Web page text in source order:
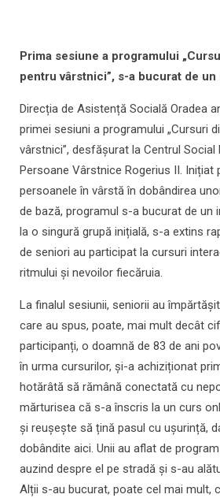
Prima sesiune a programului
pentru vârstnici”, s-a bucurat de
Direcția de Asistență Socială Oradea
primei sesiuni a programului „Cursuri
vârstnici”, desfășurat la Centrul
Persoane Vârstnice Rogerius II. Inițiat
persoanele în vârstă în dobândirea
de bază, programul s-a bucurat de un
la o singură grupă inițială, s-a extins
de seniori au participat la cursuri
ritmului și nevoilor fiecăruia.
La finalul sesiunii, seniorii au
care au spus, poate, mai mult decât
participanți, o doamnă de 83 de ani
în urma cursurilor, și-a achiziționat
hotărâtă să rămână conectată cu
mărturisea că s-a înscris la un curs
și reușește să țină pasul cu ușurință,
dobândite aici. Unii au aflat de
auzind despre el pe stradă și s-au
Alții s-au bucurat, poate cel mai mult,